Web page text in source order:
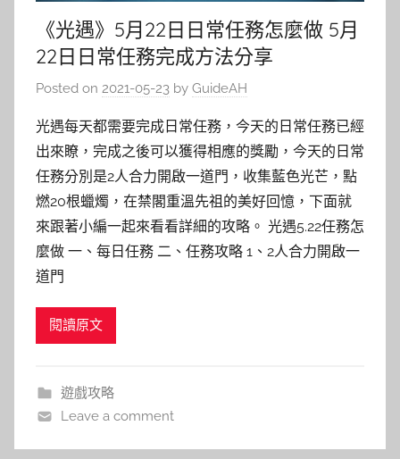
《光遇》5月22日日常任務怎麼做 5月
22日日常任務完成方法分享
Posted on 2021-05-23 by GuideAH
光遇每天都需要完成日常任務，今天的日常任務已經
出來瞭，完成之後可以獲得相應的獎勵，今天的日常
任務分別是2人合力開啟一道門，收集藍色光芒，點
燃20根蠟燭，在禁閣重溫先祖的美好回憶，下面就
來跟著小編一起來看看詳細的攻略。 光遇5.22任務怎
麼做 一、每日任務 二、任務攻略 1、2人合力開啟一
道門
閱讀原文
遊戲攻略
Leave a comment